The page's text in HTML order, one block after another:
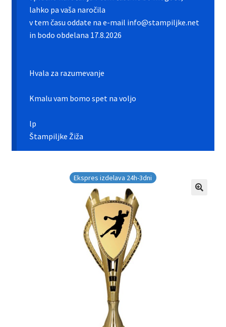
Galerija športnih vstavkov
Moj profil
lahko pa vaša naročila
v tem času oddate na e-mail info@stampiljke.net
in bodo obdelana 17.8.2026
Hvala za razumevanje
Kmalu vam bomo spet na voljo
lp
Štampiljke Žiža
Ekspres izdelava 24h-3dni